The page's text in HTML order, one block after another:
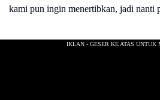
kami pun ingin menertibkan, jadi nanti